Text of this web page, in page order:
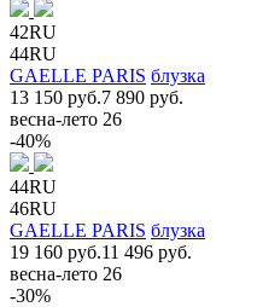
42RU
44RU
GAELLE PARIS блузка
13 150 руб.7 890 руб.
весна-лето 26
-40%
44RU
46RU
GAELLE PARIS блузка
19 160 руб.11 496 руб.
весна-лето 26
-30%